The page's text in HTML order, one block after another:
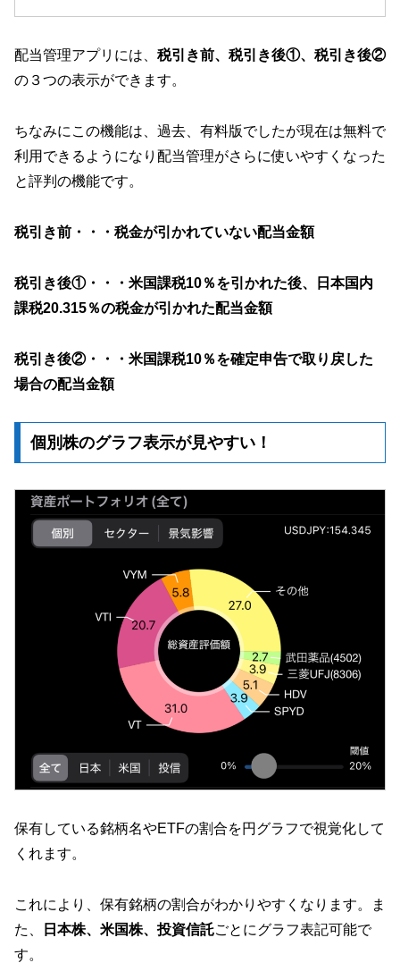
配当管理アプリには、 税引き前、税引き後①、税引き後②
の３つの表示ができます。
ちなみにこの機能は、過去、有料版でしたが現在は無料で
利用できるようになり配当管理がさらに使いやすくなった
と評判の機能です。
税引き前・・・税金が引かれていない配当金額
税引き後①・・・米国課税10％を引かれた後、日本国内
課税20.315％の税金が引かれた配当金額
税引き後②・・・米国課税10％を確定申告で取り戻した
場合の配当金額
個別株のグラフ表示が見やすい！
保有している銘柄名やETFの割合を円グラフで視覚化して
くれます。
これにより、保有銘柄の割合がわかりやすくなります。ま
た、
日本株、米国株、投資信託ごとにグラフ表記可能で
す。